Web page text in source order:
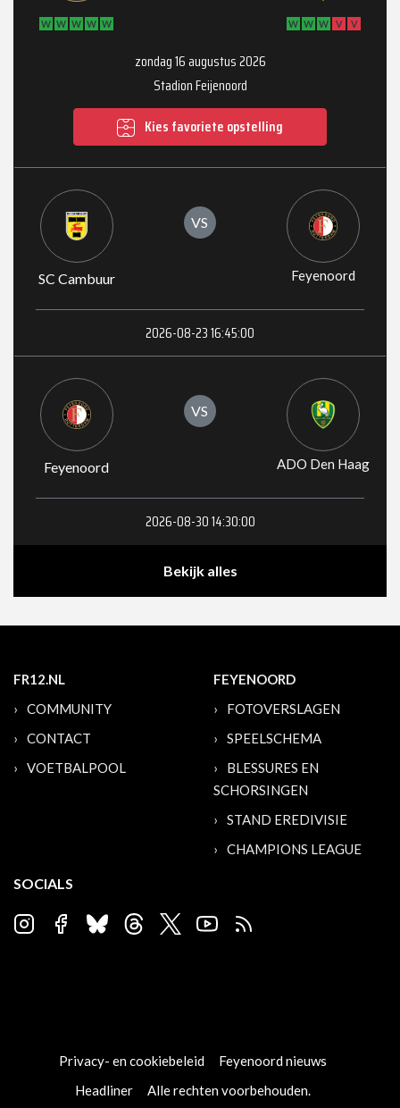
W W W W W W W W V V
zondag 16 augustus 2026
Stadion Feijenoord
Kies favoriete opstelling
VS
SC Cambuur Feyenoord
2026-08-23 16:45:00
VS
Feyenoord ADO Den Haag
2026-08-30 14:30:00
Bekijk alles
FR12.NL
COMMUNITY
CONTACT
VOETBALPOOL
FEYENOORD
FOTOVERSLAGEN
SPEELSCHEMA
BLESSURES EN
SCHORSINGEN
STAND EREDIVISIE
CHAMPIONS LEAGUE
SOCIALS
Privacy- en cookiebeleid
Feyenoord nieuws
Headliner
Alle rechten voorbehouden.